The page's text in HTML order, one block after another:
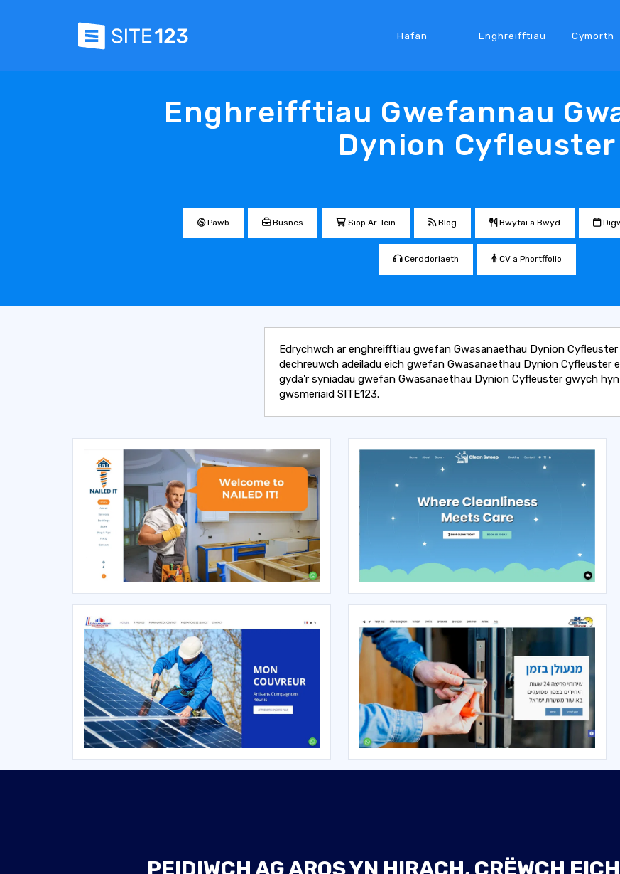
Hafan Enghreifftiau Cymorth
Enghreifftiau Gwefannau
Dynion Cyfleuster
Pawb Busnes Siop Ar-lein Blog Bwytai a Bwyd
Cerddoriaeth CV a Phortffolio
Edrychwch ar enghreifftiau gwefan Gwasanaethau Dynion Cyfleuster
dechreuwch adeiladu eich gwefan Gwasanaethau Dynion Cyfleuster
gyda'r syniadau gwefan Gwasanaethau Dynion Cyfleuster gwych
gwsmeriaid SITE123.